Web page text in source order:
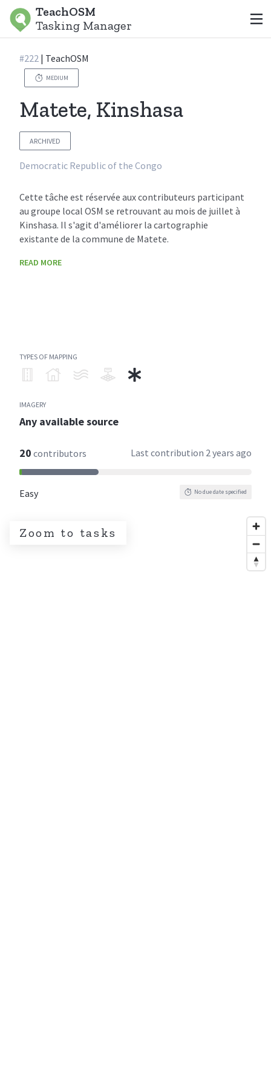
TeachOSM
Tasking Manager
#222 | TeachOSM
MEDIUM
Matete, Kinshasa
ARCHIVED
Democratic Republic of the Congo
Cette tâche est réservée aux contributeurs participant
au groupe local OSM se retrouvant au mois de juillet à
Kinshasa. Il s'agit d'améliorer la cartographie
existante de la commune de Matete.
READ MORE
TYPES OF MAPPING
IMAGERY
Any available source
20 contributors Last contribution 2 years ago
Easy No due date specified
Zoom to tasks